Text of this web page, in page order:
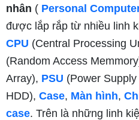
nhân ( Personal
được lắp rắp từ nhiều linh
CPU (Central Processing
(Random Access
Array), PSU (Power Supply
HDD), Case, Màn hình,
case. Trên là những linh